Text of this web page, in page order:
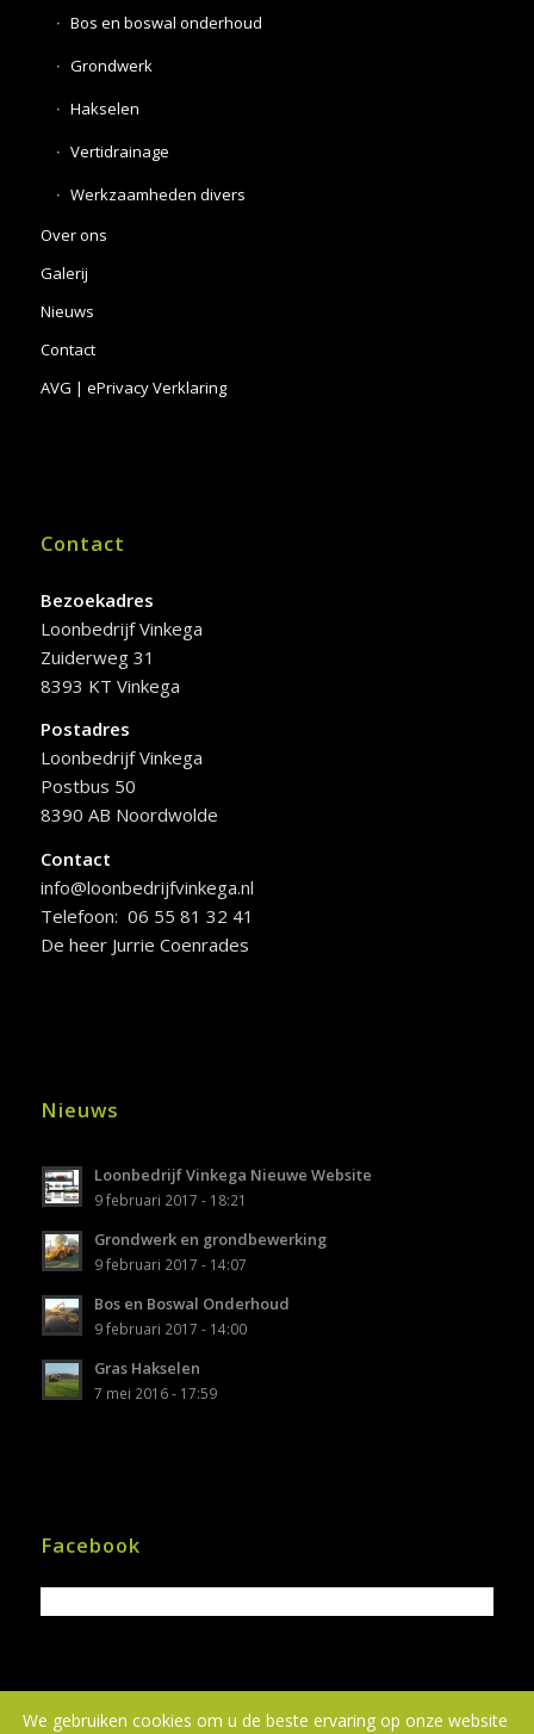
Bos en boswal onderhoud
Grondwerk
Hakselen
Vertidrainage
Werkzaamheden divers
Over ons
Galerij
Nieuws
Contact
AVG | ePrivacy Verklaring
Contact
Bezoekadres
Loonbedrijf Vinkega
Zuiderweg 31
8393 KT Vinkega
Postadres
Loonbedrijf Vinkega
Postbus 50
8390 AB Noordwolde
Contact
info@loonbedrijfvinkega.nl
Telefoon: 06 55 81 32 41
De heer Jurrie Coenrades
Nieuws
Loonbedrijf Vinkega Nieuwe Website
9 februari 2017 - 18:21
Grondwerk en grondbewerking
9 februari 2017 - 14:07
Bos en Boswal Onderhoud
9 februari 2017 - 14:00
Gras Hakselen
7 mei 2016 - 17:59
Facebook
We gebruiken cookies om u de beste ervaring op onze website